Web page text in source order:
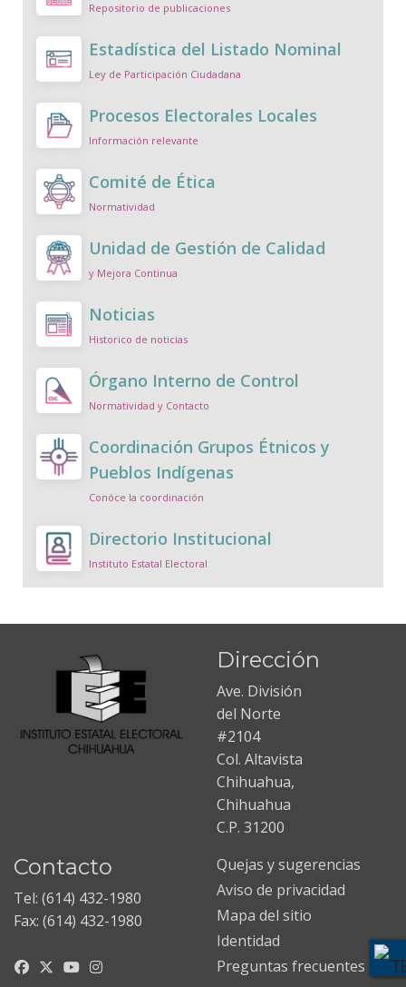
Repositorio de publicaciones
Estadística del Listado Nominal
Ley de Participación Ciudadana
Procesos Electorales Locales
Información relevante
Comité de Ética
Normatividad
Unidad de Gestión de Calidad
y Mejora Continua
Noticias
Historico de noticias
Órgano Interno de Control
Normatividad y Contacto
Coordinación Grupos Étnicos y
Pueblos Indígenas
Conóce la coordinación
Directorio Institucional
Instituto Estatal Electoral
Dirección
Ave. División
del Norte
#2104
Col. Altavista
Chihuahua,
Chihuahua
C.P. 31200
Contacto
Tel: (614) 432-1980
Fax: (614) 432-1980
Quejas y sugerencias
Aviso de privacidad
Mapa del sitio
Identidad
Preguntas frecuentes